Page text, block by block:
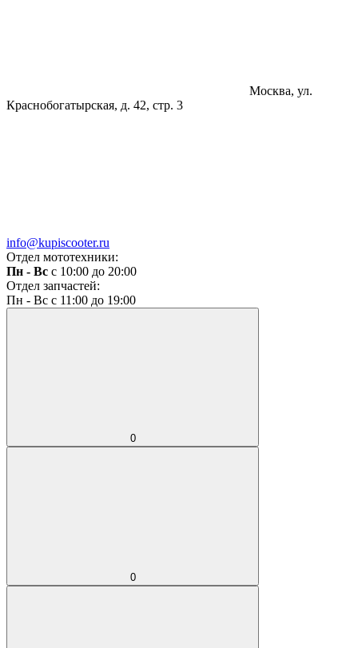
Москва, ул.
Краснобогатырская, д. 42, стр. 3
info@kupiscooter.ru
Отдел мототехники:
Пн - Вс с 10:00 до 20:00
Отдел запчастей:
Пн - Вс с 11:00 до 19:00
0
0